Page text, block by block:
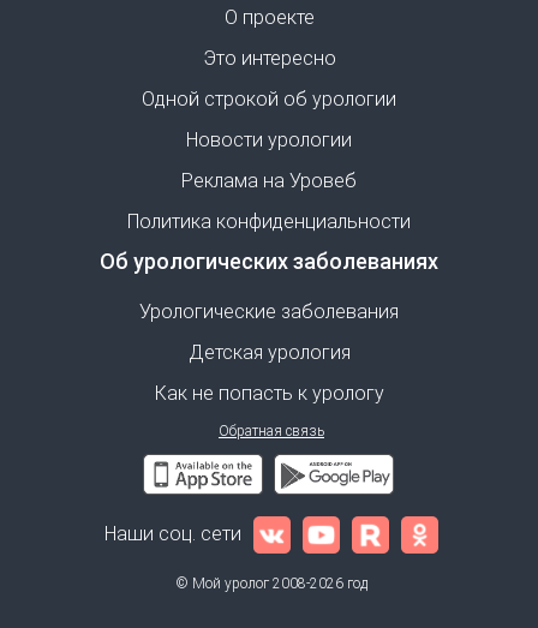
О проекте
Это интересно
Одной строкой об урологии
Новости урологии
Реклама на Уровеб
Политика конфиденциальности
Об урологических заболеваниях
Урологические заболевания
Детская урология
Как не попасть к урологу
Обратная связь
Наши соц. сети
© Мой уролог 2008-2026 год